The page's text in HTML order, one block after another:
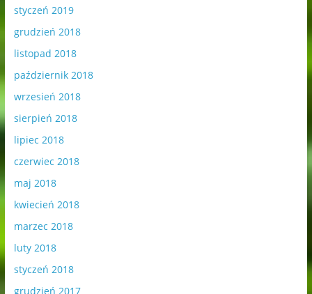
styczeń 2019
grudzień 2018
listopad 2018
październik 2018
wrzesień 2018
sierpień 2018
lipiec 2018
czerwiec 2018
maj 2018
kwiecień 2018
marzec 2018
luty 2018
styczeń 2018
grudzień 2017